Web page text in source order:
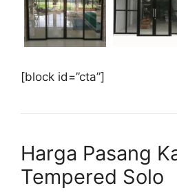
[block id=”cta”]
Harga Pasang
Tempered Solo